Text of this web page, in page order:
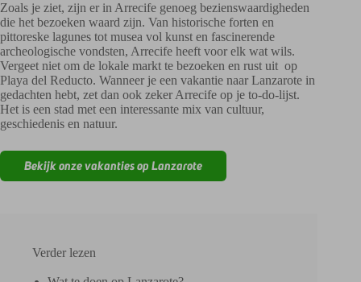
Zoals je ziet, zijn er in Arrecife genoeg bezienswaardigheden
die het bezoeken waard zijn. Van historische forten en
pittoreske lagunes tot musea vol kunst en fascinerende
archeologische vondsten, Arrecife heeft voor elk wat wils.
Vergeet niet om de lokale markt te bezoeken en rust uit op
Playa del Reducto. Wanneer je een vakantie naar Lanzarote in
gedachten hebt, zet dan ook zeker Arrecife op je to-do-lijst.
Het is een stad met een interessante mix van cultuur,
geschiedenis en natuur.
Bekijk onze vakanties op Lanzarote
Verder lezen